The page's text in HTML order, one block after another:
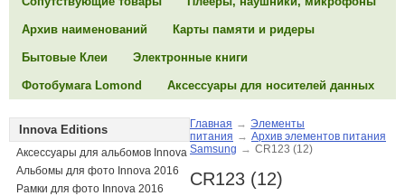
Архив наименований Карты памяти и ридеры
Бытовые Клеи Электронные книги
Фотобумага Lomond Аксессуары для носителей данных
Innova Editions
Аксессуары для альбомов Innova
Альбомы для фото Innova 2016
Рамки для фото Innova 2016
Главная → Элементы
питания → Архив элементов питания
Samsung → CR123 (12)
CR123 (12)